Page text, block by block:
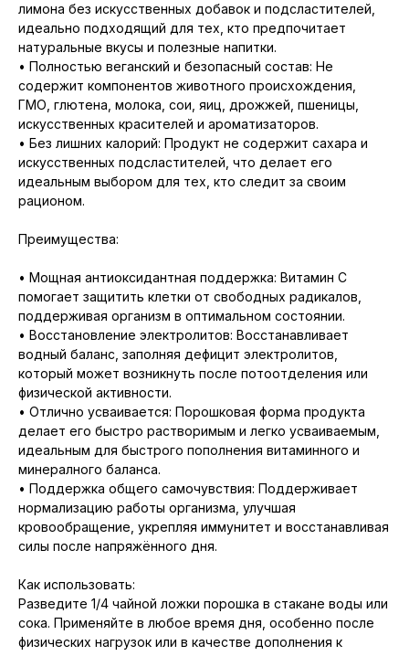
лимона без искусственных добавок и подсластителей,
идеально подходящий для тех, кто предпочитает
натуральные вкусы и полезные напитки.
• Полностью веганский и безопасный состав: Не
содержит компонентов животного происхождения,
ГМО, глютена, молока, сои, яиц, дрожжей, пшеницы,
искусственных красителей и ароматизаторов.
• Без лишних калорий: Продукт не содержит сахара и
искусственных подсластителей, что делает его
идеальным выбором для тех, кто следит за своим
рационом.
Преимущества:
• Мощная антиоксидантная поддержка: Витамин C
помогает защитить клетки от свободных радикалов,
поддерживая организм в оптимальном состоянии.
• Восстановление электролитов: Восстанавливает
водный баланс, заполняя дефицит электролитов,
который может возникнуть после потоотделения или
физической активности.
• Отлично усваивается: Порошковая форма продукта
делает его быстро растворимым и легко усваиваемым,
идеальным для быстрого пополнения витаминного и
минералного баланса.
• Поддержка общего самочувствия: Поддерживает
нормализацию работы организма, улучшая
кровообращение, укрепляя иммунитет и восстанавливая
силы после напряжённого дня.
Как использовать:
Разведите 1/4 чайной ложки порошка в стакане воды или
сока. Применяйте в любое время дня, особенно после
физических нагрузок или в качестве дополнения к